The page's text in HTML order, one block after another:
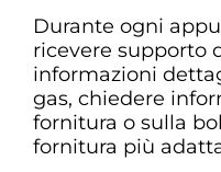
Durante ogni
ricevere supporto
informazioni
gas, chiedere
fornitura o sulla
fornitura più